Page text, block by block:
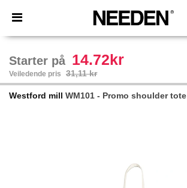
× Needen-app
Bedre priser i appen!
Starter på 14.72kr
Veiledende pris 31,11 kr
Westford mill WM101 - Promo shoulder tote